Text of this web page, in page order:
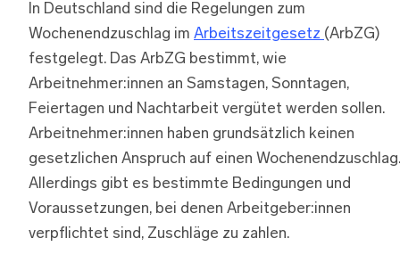
In Deutschland sind die Regelungen zum
Wochenendzuschlag im Arbeitszeitgesetz (ArbZG)
festgelegt. Das ArbZG bestimmt, wie
Arbeitnehmer:innen an Samstagen, Sonntagen,
Feiertagen und Nachtarbeit vergütet werden sollen.
Arbeitnehmer:innen haben grundsätzlich keinen
gesetzlichen Anspruch auf einen Wochenendzuschlag.
Allerdings gibt es bestimmte Bedingungen und
Voraussetzungen, bei denen Arbeitgeber:innen
verpflichtet sind, Zuschläge zu zahlen.